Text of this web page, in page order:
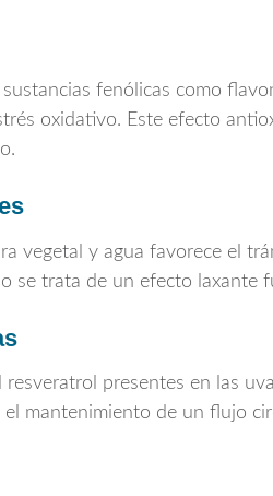
fenólicas como
oxidativo. Este efecto
vegetal y agua favorece el
se trata de un efecto laxante
resveratrol presentes en las
el mantenimiento de un flujo